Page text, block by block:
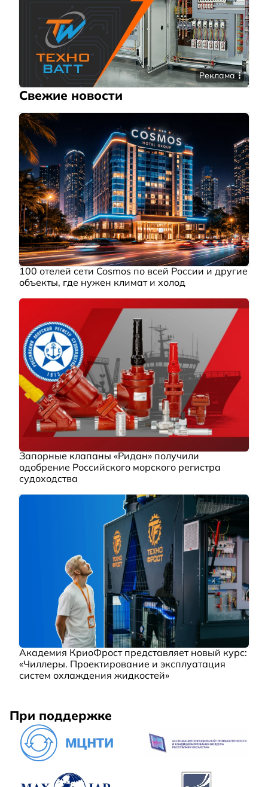
Реклама
Свежие новости
100 отелей сети Cosmos по всей России и другие
объекты, где нужен климат и холод
Запорные клапаны «Ридан» получили
одобрение Российского морского регистра
судоходства
Академия КриоФрост представляет новый курс:
«Чиллеры. Проектирование и эксплуатация
систем охлаждения жидкостей»
При поддержке